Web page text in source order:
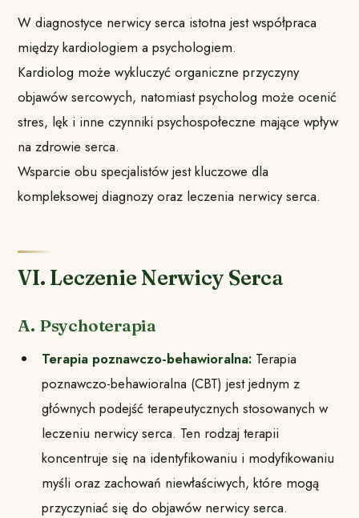
W diagnostyce nerwicy serca istotna jest współpraca
między kardiologiem a psychologiem.
Kardiolog może wykluczyć organiczne przyczyny
objawów sercowych, natomiast psycholog może ocenić
stres, lęk i inne czynniki psychospołeczne mające wpływ
na zdrowie serca.
Wsparcie obu specjalistów jest kluczowe dla
kompleksowej diagnozy oraz leczenia nerwicy serca.
VI. Leczenie Nerwicy Serca
A. Psychoterapia
Terapia poznawczo-behawioralna: Terapia
poznawczo-behawioralna (CBT) jest jednym z
głównych podejść terapeutycznych stosowanych w
leczeniu nerwicy serca. Ten rodzaj terapii
koncentruje się na identyfikowaniu i modyfikowaniu
myśli oraz zachowań niewłaściwych, które mogą
przyczyniać się do objawów nerwicy serca.